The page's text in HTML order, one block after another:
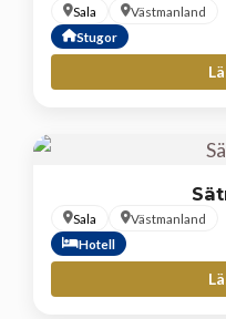
Sala
Västmanland
Stugor
Sala
Västmanland
Hotell